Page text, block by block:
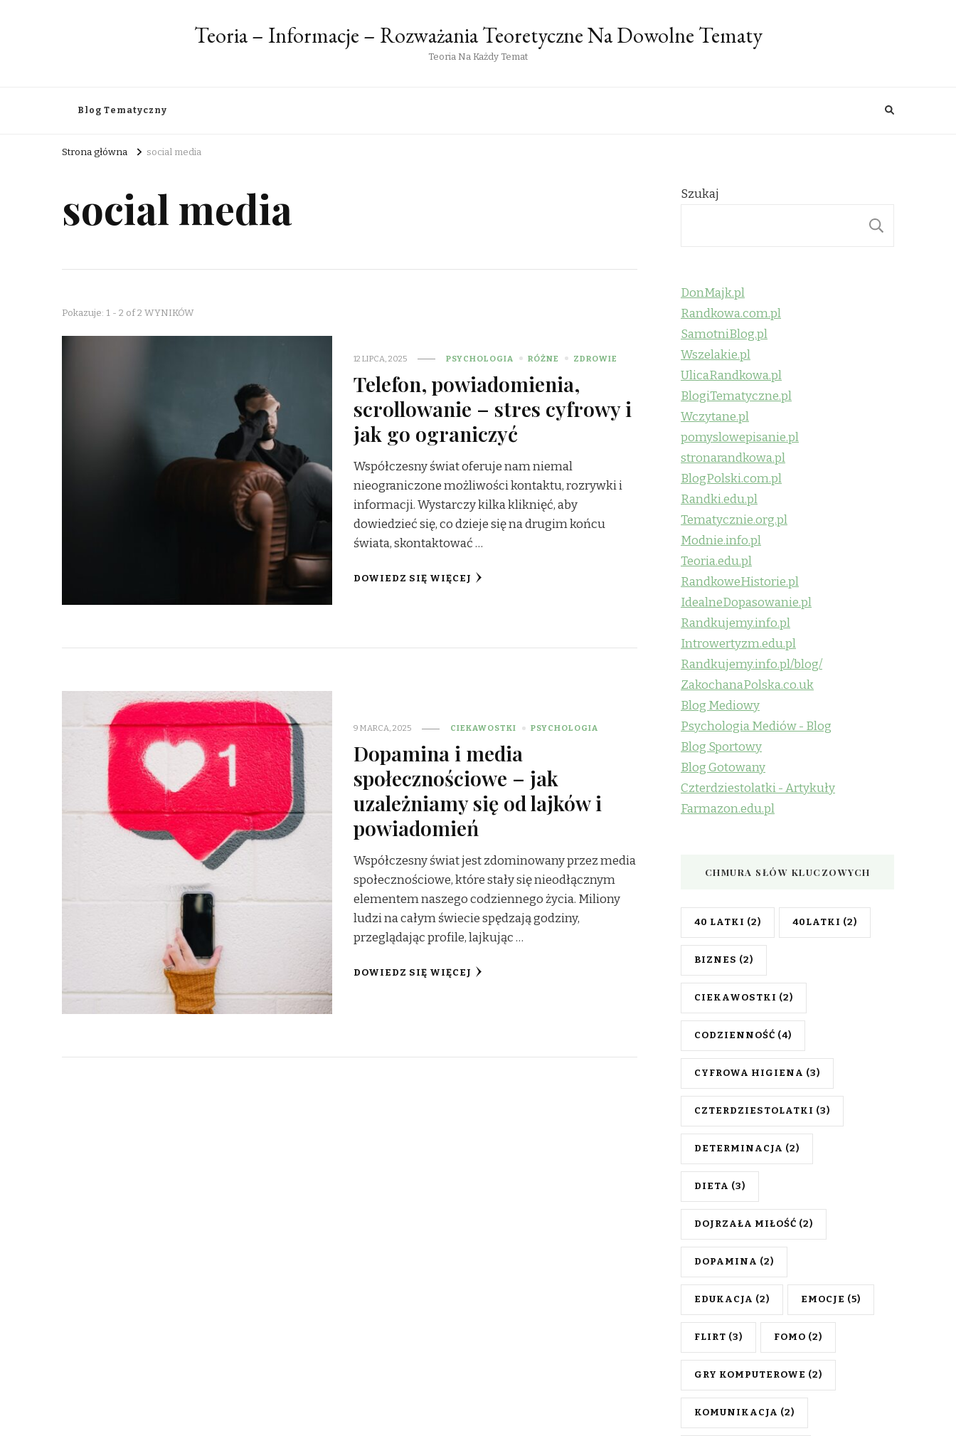
Teoria – Informacje – Rozważania Teoretyczne Na Dowolne Tematy
Teoria Na Każdy Temat
Blog Tematyczny
Strona główna social media
social media
Pokazuje: 1 - 2 of 2 WYNIKÓW
12 LIPCA, 2025 PSYCHOLOGIA RÓŻNE ZDROWIE
Telefon, powiadomienia,
scrollowanie – stres cyfrowy i
jak go ograniczyć
Współczesny świat oferuje nam niemal
nieograniczone możliwości kontaktu, rozrywki i
informacji. Wystarczy kilka kliknięć, aby
dowiedzieć się, co dzieje się na drugim końcu
świata, skontaktować …
DOWIEDZ SIĘ WIĘCEJ
9 MARCA, 2025 CIEKAWOSTKI PSYCHOLOGIA
Dopamina i media
społecznościowe – jak
uzależniamy się od lajków i
powiadomień
Współczesny świat jest zdominowany przez media
społecznościowe, które stały się nieodłącznym
elementem naszego codziennego życia. Miliony
ludzi na całym świecie spędzają godziny,
przeglądając profile, lajkując …
DOWIEDZ SIĘ WIĘCEJ
Szukaj
DonMajk.pl
Randkowa.com.pl
SamotniBlog.pl
Wszelakie.pl
UlicaRandkowa.pl
BlogiTematyczne.pl
Wczytane.pl
pomyslowepisanie.pl
stronarandkowa.pl
BlogPolski.com.pl
Randki.edu.pl
Tematycznie.org.pl
Modnie.info.pl
Teoria.edu.pl
RandkoweHistorie.pl
IdealneDopasowanie.pl
Randkujemy.info.pl
Introwertyzm.edu.pl
Randkujemy.info.pl/blog/
ZakochanaPolska.co.uk
Blog Mediowy
Psychologia Mediów - Blog
Blog Sportowy
Blog Gotowany
Czterdziestolatki - Artykuły
Farmazon.edu.pl
CHMURA SŁÓW KLUCZOWYCH
40 LATKI (2) 40LATKI (2)
BIZNES (2)
CIEKAWOSTKI (2)
CODZIENNOŚĆ (4)
CYFROWA HIGIENA (3)
CZTERDZIESTOLATKI (3)
DETERMINACJA (2)
DIETA (3)
DOJRZAŁA MIŁOŚĆ (2)
DOPAMINA (2)
EDUKACJA (2) EMOCJE (5)
FLIRT (3) FOMO (2)
GRY KOMPUTEROWE (2)
KOMUNIKACJA (2)